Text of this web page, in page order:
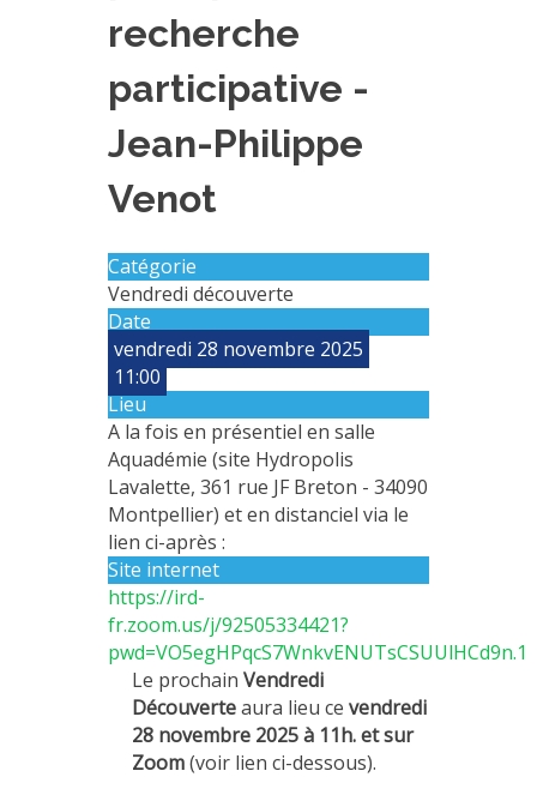
PLATEFORMES EXPÉRIMENTALES
PROJETS EN COURS
PROJETS TERMINÉS
NOS RÉSEAUX SCIENTIFIQUES ET TECHNIQUES
FORMATION
MASTER
INGÉNIEUR
FORMATION CONTINUE
FORMATION DOCTORALE
THÈSES EN COURS
PRODUCTION
MÉTHODES ET OUTILS
LOGICIELS
PUBLICATIONS SUR HAL
WORKING PAPERS
recherche
participative -
Jean-Philippe
Venot
Catégorie
Vendredi découverte
Date
vendredi 28 novembre 2025
11:00
Lieu
A la fois en présentiel en salle
Aquadémie (site Hydropolis
Lavalette, 361 rue JF Breton - 34090
Montpellier) et en distanciel via le
lien ci-après :
Site internet
https://ird-
fr.zoom.us/j/92505334421?
pwd=VO5egHPqcS7WnkvENUTsCSUUlHCd9n.1
Le prochain Vendredi
Découverteaura lieu ce vendredi
28 novembre 2025 à 11h. et sur
Zoom(voir lien ci-dessous).